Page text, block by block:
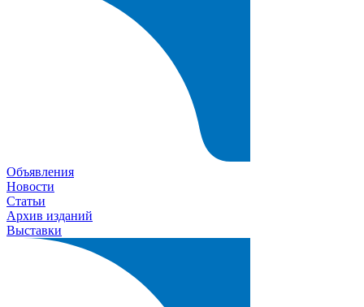
Объявления
Новости
Статьи
Архив изданий
Выставки